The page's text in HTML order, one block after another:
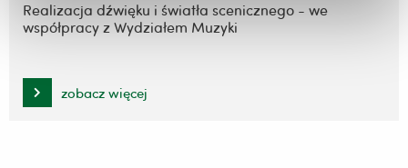
Realizacja dźwięku i światła scenicznego - we
współpracy z Wydziałem Muzyki
zobacz więcej